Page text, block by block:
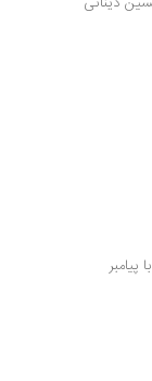
نشست نقد و بررسی زنان پیامبر اکرم(ص) و زنان با پیامبر